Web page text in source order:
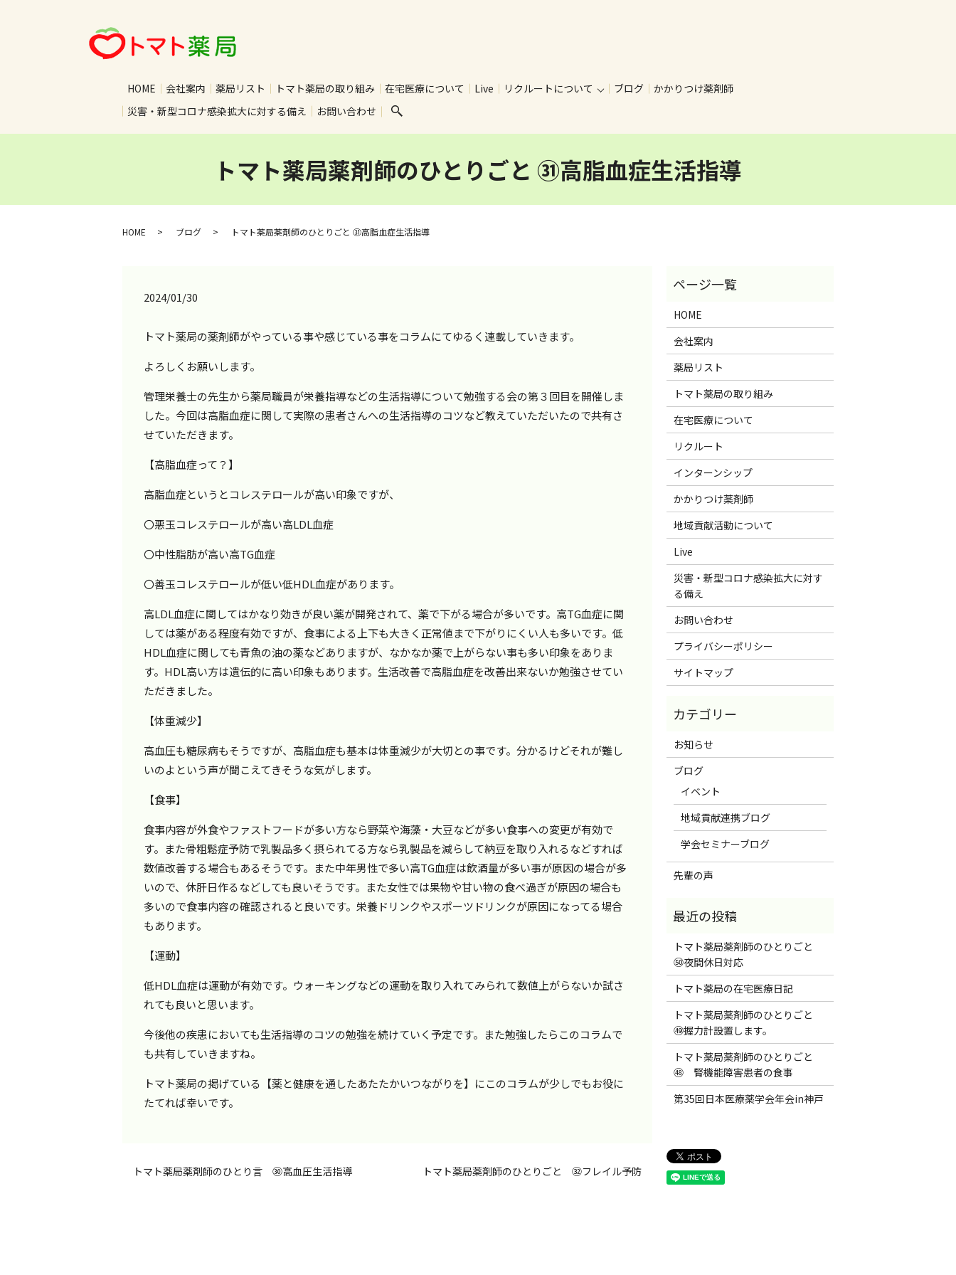
HOME 会社案内 薬局リスト トマト薬局の取り組み 在宅医療について Live リクルートについて ブログ
かかりつけ薬剤師
災害・新型コロナ感染拡大に対する備え
お問い合わせ
トマト薬局薬剤師のひとりごと ㉛高脂血症生活指導
HOME ブログ トマト薬局薬剤師のひとりごと ㉛高脂血症生活指導
2024/01/30
トマト薬局の薬剤師がやっている事や感じている事をコラムにてゆるく連載していきます。
よろしくお願いします。
管理栄養士の先生から薬局職員が栄養指導などの生活指導について勉強する会の第３回目を開催しま
した。今回は高脂血症に関して実際の患者さんへの生活指導のコツなど教えていただいたので共有さ
せていただきます。
【高脂血症って？】
高脂血症というとコレステロールが高い印象ですが、
〇悪玉コレステロールが高い高LDL血症
〇中性脂肪が高い高TG血症
〇善玉コレステロールが低い低HDL血症があります。
高LDL血症に関してはかなり効きが良い薬が開発されて、薬で下がる場合が多いです。高TG血症に関
しては薬がある程度有効ですが、食事による上下も大きく正常値まで下がりにくい人も多いです。低
HDL血症に関しても青魚の油の薬などありますが、なかなか薬で上がらない事も多い印象をありま
す。HDL高い方は遺伝的に高い印象もあります。生活改善で高脂血症を改善出来ないか勉強させてい
ただきました。
【体重減少】
高血圧も糖尿病もそうですが、高脂血症も基本は体重減少が大切との事です。分かるけどそれが難し
いのよという声が聞こえてきそうな気がします。
【食事】
食事内容が外食やファストフードが多い方なら野菜や海藻・大豆などが多い食事への変更が有効で
す。また骨粗鬆症予防で乳製品多く摂られてる方なら乳製品を減らして納豆を取り入れるなどすれば
数値改善する場合もあるそうです。また中年男性で多い高TG血症は飲酒量が多い事が原因の場合が多
いので、休肝日作るなどしても良いそうです。また女性では果物や甘い物の食べ過ぎが原因の場合も
多いので食事内容の確認されると良いです。栄養ドリンクやスポーツドリンクが原因になってる場合
もあります。
【運動】
低HDL血症は運動が有効です。ウォーキングなどの運動を取り入れてみられて数値上がらないか試さ
れても良いと思います。
今後他の疾患においても生活指導のコツの勉強を続けていく予定です。また勉強したらこのコラムで
も共有していきますね。
トマト薬局の掲げている【薬と健康を通したあたたかいつながりを】にこのコラムが少しでもお役に
たてれば幸いです。
トマト薬局薬剤師のひとり言 ㉚高血圧生活指導 トマト薬局薬剤師のひとりごと ㉜フレイル予防
HOME
会社案内
薬局リスト
トマト薬局の取り組み
在宅医療について
リクルート
インターンシップ
かかりつけ薬剤師
地域貢献活動について
Live
災害・新型コロナ感染拡大に対す
る備え
お問い合わせ
プライバシーポリシー
サイトマップ
お知らせ
ブログ
イベント
地域貢献連携ブログ
学会セミナーブログ
先輩の声
トマト薬局薬剤師のひとりごと
㊿夜間休日対応
トマト薬局の在宅医療日記
トマト薬局薬剤師のひとりごと
㊾握力計設置します。
トマト薬局薬剤師のひとりごと
㊽ 腎機能障害患者の食事
第35回日本医療薬学会年会in神戸